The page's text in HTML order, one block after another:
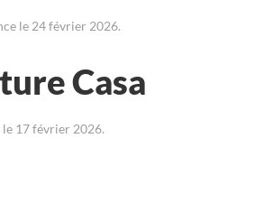
le 24 février 2026.
Casa
le 17 février 2026.